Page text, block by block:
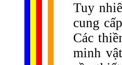
Tuy
cung
Các
minh